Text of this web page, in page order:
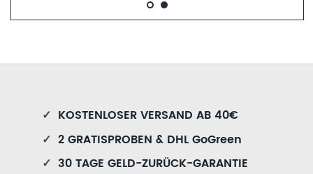
✓ KOSTENLOSER VERSAND AB 40€
✓ 2 GRATISPROBEN & DHL GoGreen
✓ 30 TAGE GELD-ZURÜCK-GARANTIE